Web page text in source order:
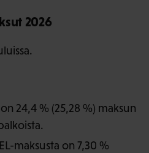
2026
24,4 % (25,28 %) maksun
maksusta on 7,30 %